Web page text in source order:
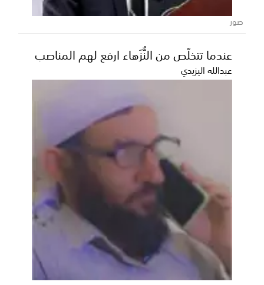
المجتمع
ترأس عضو مجلس القيادة الرئاسي محافظ حضرموت رئيس
اللجنة الأمنية بالمحافظة الأستاذ سالم أحمد الخنبشي،...
صور
عندما تتخلّص من النُّزَهاء ارفع لهم المناصب
عبدالله اليزيدي